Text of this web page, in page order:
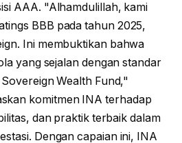
AAA. "Alhamdulillah, kami
BBB pada tahun 2025,
Ini membuktikan bahwa
yang sejalan dengan standar
Wealth Fund,"
komitmen INA terhadap
dan praktik terbaik dalam
Dengan capaian ini, INA